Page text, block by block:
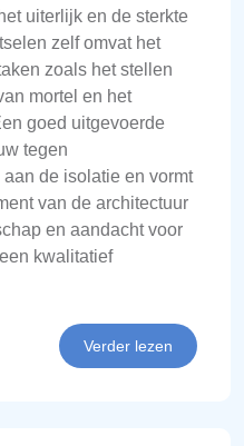
uiterlijk en de sterkte
zelf omvat het
zoals het stellen
mortel en het
goed uitgevoerde
tegen
de isolatie en vormt
van de architectuur
en aandacht voor
kwalitatief
Verder lezen